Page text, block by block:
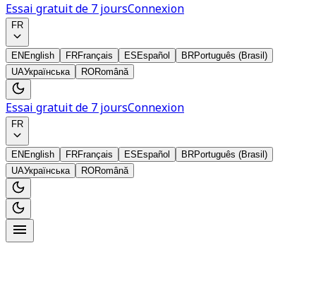
Essai gratuit de 7 joursConnexion
FR
EN English FRFrançais ES Español BRPortuguês (Brasil)
UAУкраїнська RORomână
Essai gratuit de 7 joursConnexion
FR
EN English FRFrançais ES Español BRPortuguês (Brasil)
UAУкраїнська RORomână